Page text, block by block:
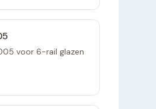
voor 6-rail glazen